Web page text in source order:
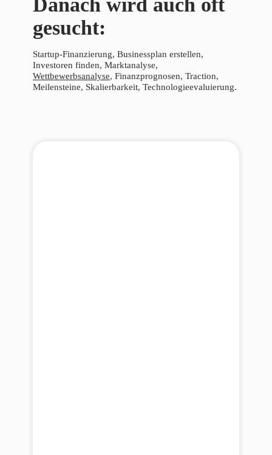
gesucht:
Startup-Finanzierung, Businessplan erstellen,
Investoren finden, Marktanalyse,
Wettbewerbsanalyse, Finanzprognosen, Traction,
Meilensteine, Skalierbarkeit, Technologieevaluierung.